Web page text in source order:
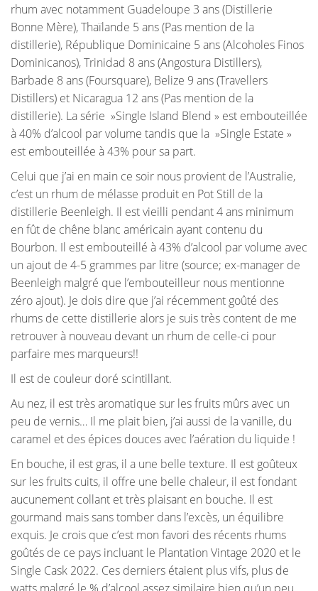
rhum avec notamment Guadeloupe 3 ans (Distillerie
Bonne Mère), Thaïlande 5 ans (Pas mention de la
distillerie), République Dominicaine 5 ans (Alcoholes Finos
Dominicanos), Trinidad 8 ans (Angostura Distillers),
Barbade 8 ans (Foursquare), Belize 9 ans (Travellers
Distillers) et Nicaragua 12 ans (Pas mention de la
distillerie). La série »Single Island Blend » est embouteillée
à 40% d’alcool par volume tandis que la »Single Estate »
est embouteillée à 43% pour sa part.
Celui que j’ai en main ce soir nous provient de l’Australie,
c’est un rhum de mélasse produit en Pot Still de la
distillerie Beenleigh. Il est vieilli pendant 4 ans minimum
en fût de chêne blanc américain ayant contenu du
Bourbon. Il est embouteillé à 43% d’alcool par volume avec
un ajout de 4-5 grammes par litre (source; ex-manager de
Beenleigh malgré que l’embouteilleur nous mentionne
zéro ajout). Je dois dire que j’ai récemment goûté des
rhums de cette distillerie alors je suis très content de me
retrouver à nouveau devant un rhum de celle-ci pour
parfaire mes marqueurs!!
Il est de couleur doré scintillant.
Au nez, il est très aromatique sur les fruits mûrs avec un
peu de vernis… Il me plait bien, j’ai aussi de la vanille, du
caramel et des épices douces avec l’aération du liquide !
En bouche, il est gras, il a une belle texture. Il est goûteux
sur les fruits cuits, il offre une belle chaleur, il est fondant
aucunement collant et très plaisant en bouche. Il est
gourmand mais sans tomber dans l’excès, un équilibre
exquis. Je crois que c’est mon favori des récents rhums
goûtés de ce pays incluant le Plantation Vintage 2020 et le
Single Cask 2022. Ces derniers étaient plus vifs, plus de